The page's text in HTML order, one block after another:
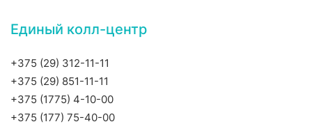
Единый колл-центр
+375 (29) 312-11-11
+375 (29) 851-11-11
+375 (1775) 4-10-00
+375 (177) 75-40-00